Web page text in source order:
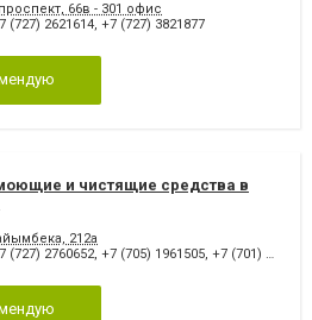
66в - 301 офис
(727) 2621614, +7 (727) 3821877
и чистящие средства в
212а
(727) 2760652, +7 (705) 1961505, +7 (701) 3457391